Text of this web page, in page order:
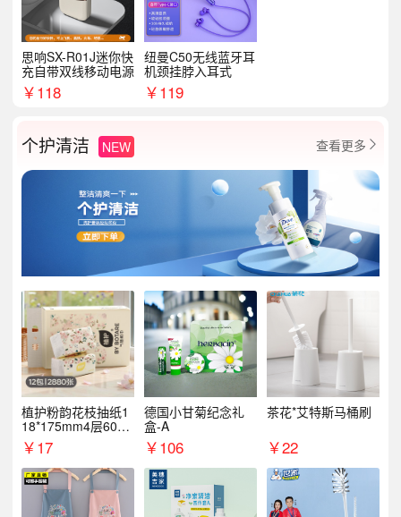
思响SX-R01J迷你快
充自带双线移动电源
￥118
纽曼C50无线蓝牙耳
机颈挂脖入耳式
￥119
个护清洁 NEW 查看更多 
植护粉韵花枝抽纸1
18*175mm4层60抽*
12包/提
￥17
德国小甘菊纪念礼
盒-A
￥106
茶花*艾特斯马桶刷
￥22